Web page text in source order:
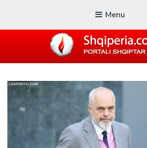
Menu
Blogu i ShqiperiaCom